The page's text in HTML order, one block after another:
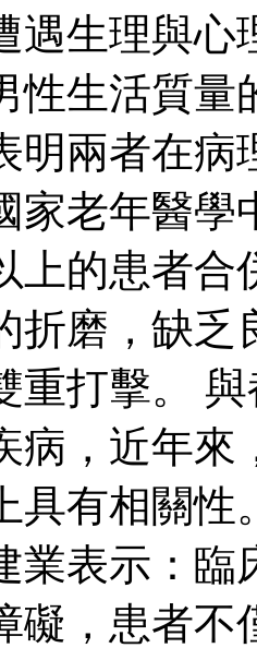
遇生理與
性生活質量
明兩者在
家老年醫學
上的患者合
折磨，缺
重打擊。
病，近年
具有相關性
業表示：
礙，患者不